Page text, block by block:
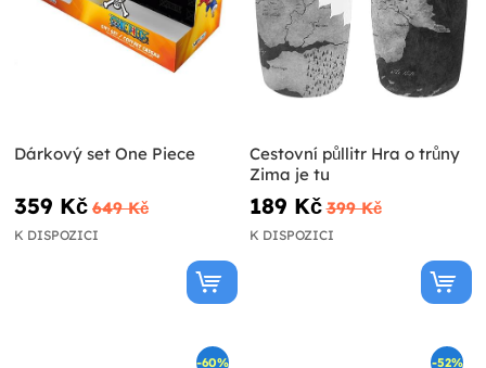
Dárkový set One Piece
359 Kč 649 Kč
K DISPOZICI
Cestovní půllitr Hra o trůny
Zima je tu
189 Kč 399 Kč
K DISPOZICI
-60% -52%